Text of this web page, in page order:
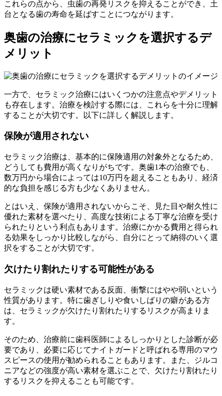
これらの点から、虫歯の再発リスクを抑えることができ、土
台となる歯の寿命を延ばすことにつながります。
奥歯の治療にセラミックを選択するデ
メリット
一方で、セラミック治療にはいくつかの注意点やデメリット
も存在します。治療を検討する際には、これらを十分に理解
することが大切です。以下に詳しく解説します。
保険が適用されない
セラミック治療は、基本的に保険適用の対象外となるため、
どうしても費用が高くなりがちです。奥歯1本の治療でも、
数万円から場合によっては10万円を超えることもあり、経済
的な負担を感じる方も少なくありません。
とはいえ、保険が適用されないからこそ、見た目や耐久性に
優れた素材を選べたり、高度な技術による丁寧な治療を受け
られたりという利点もあります。治療にかかる費用と得られ
る効果をしっかり比較しながら、自分にとって納得のいく選
択をすることが大切です。
欠けたり割れたりする可能性がある
セラミックは硬い素材である反面、衝撃にはやや弱いという
性質があります。特に歯ぎしりや食いしばりの癖がある方
は、セラミックが欠けたり割れたりするリスクが高まりま
す。
そのため、治療前に歯科医師によるしっかりとした診断が必
要であり、必要に応じてナイトガードと呼ばれる専用のマウ
スピースの使用が勧められることもあります。また、ジルコ
ニアなどの強度が高い素材を選ぶことで、欠けたり割れたり
するリスクを抑えることも可能です。